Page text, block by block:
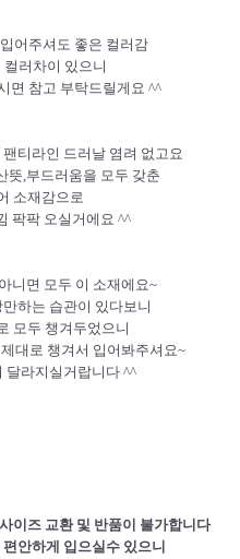
어주셔도 좋은 컬러감
러차이 있으니
면 참고 부탁드릴게요 ^^
티라인 드러날 염려 없고요
뜻,부드러움을 모두 갖춘
소재감으로
팍팍 오실거에요 ^^
니면 모두 이 소재에요~
하는 습관이 있다보니
모두 챙겨두었으니
대로 챙겨서 입어봐주셔요~
달라지실거랍니다 ^^
이즈 교환 및 반품이 불가합니다
안하게 입으실수 있으니